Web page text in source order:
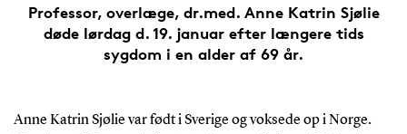
Professor, overlæge, dr.med. Anne Katrin Sjølie
døde lørdag d. 19. januar efter længere tids
sygdom i en alder af 69 år.
Anne Katrin Sjølie var født i Sverige og voksede op i Norge.